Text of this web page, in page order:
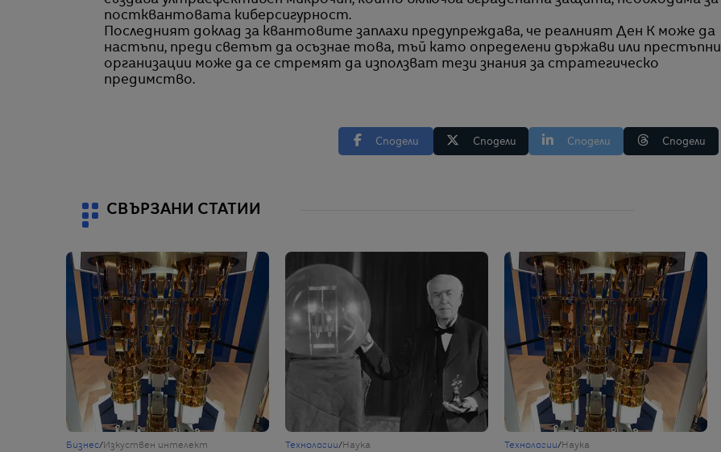
постквантовата киберсигурност.
Последният доклад за квантовите заплахи предупреждава, че реалният Ден К може да
настъпи, преди светът да осъзнае това, тъй като определени държави или престъпни
организации може да се стремят да използват тези знания за стратегическо
предимство.
Сподели Сподели Сподели Сподели
СВЪРЗАНИ СТАТИИ
Бизнес/Изкуствен интелект Технологии/Наука Технологии/Наука